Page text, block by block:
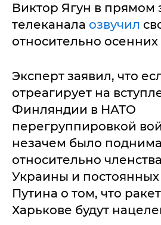
Виктор Ягун в прямом
телеканала озвучил
относительно
Эксперт заявил, что
отреагирует на
Финляндии в НАТО
перегруппировкой
незачем было
относительно
Украины и
Путина о том, что
Харькове будут